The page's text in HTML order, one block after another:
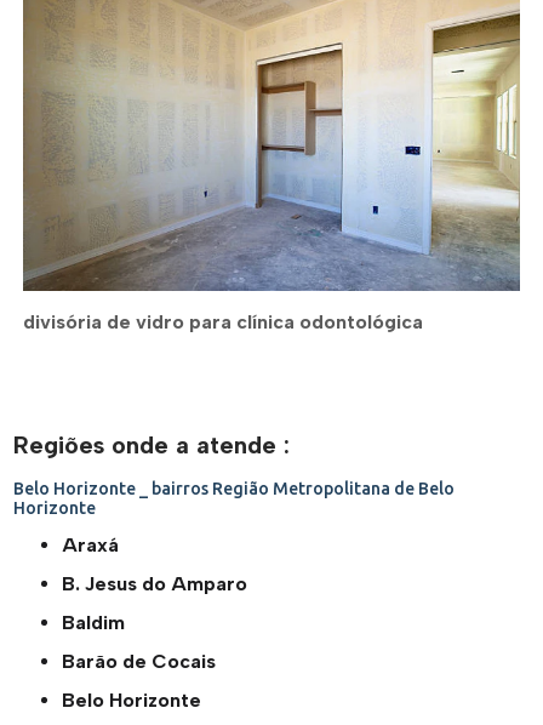
divisória de vidro para clínica odontológica
Regiões onde a atende :
Belo Horizonte _ bairros Região Metropolitana de Belo
Horizonte
Araxá
B. Jesus do Amparo
Baldim
Barão de Cocais
Belo Horizonte